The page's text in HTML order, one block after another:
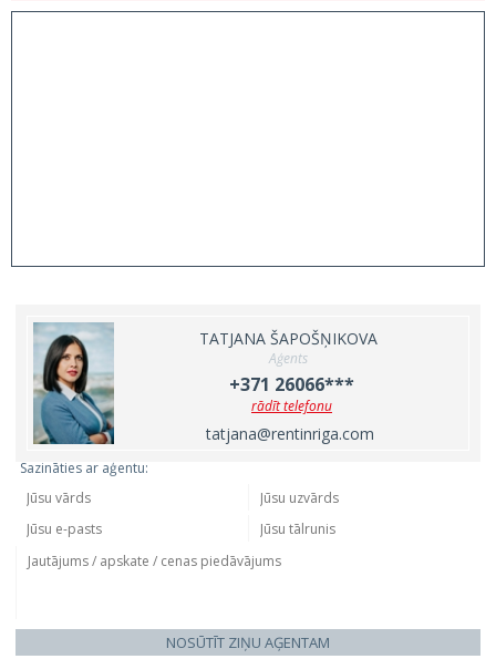
TATJANA ŠAPOŠŅIKOVA
Aģents
+371 26066***
rādīt telefonu
tatjana@rentinriga.com
Sazināties ar aģentu:
NOSŪTĪT ZIŅU AĢENTAM